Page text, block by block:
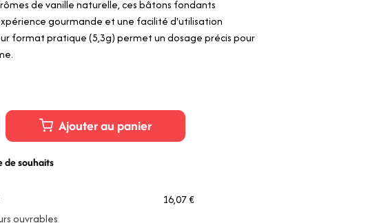
de vanille naturelle, ces bâtons fondants
gourmande et une facilité d'utilisation
format pratique (5,3g) permet un dosage précis pour
Ajouter au panier
de souhaits
16,07 €
ouvrables